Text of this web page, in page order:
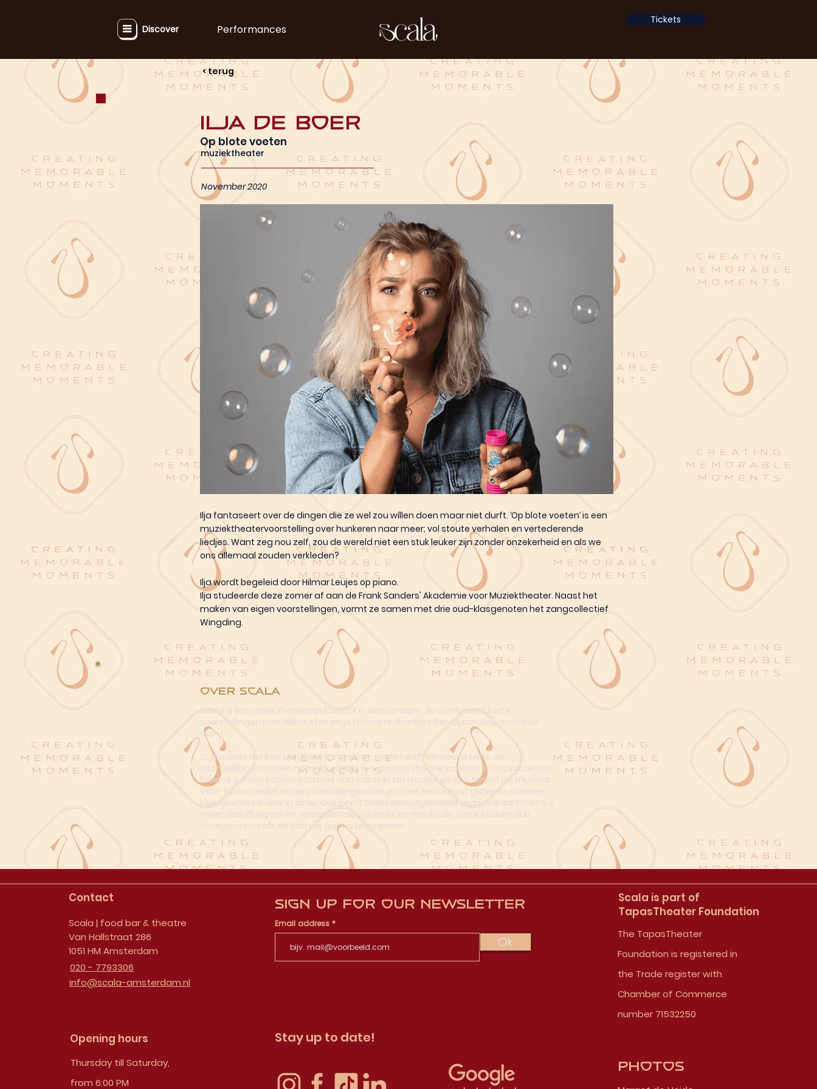
Discover Performances
Tickets
< terug
muziektheater
Ilja de Boer
Op blote voeten
November 2020
Ilja fantaseert over de dingen die ze wel zou wíllen doen maar niet durft. ‘Op blote voeten’ is een
muziektheatervoorstelling over hunkeren naar meer; vol stoute verhalen en vertederende
liedjes. Want zeg nou zelf, zou de wereld niet een stuk leuker zijn zonder onzekerheid en als we
ons allemaal zouden verkleden?
Ilja wordt begeleid door Hilmar Leujes op piano.
Ilja studeerde deze zomer af aan de Frank Sanders' Akademie voor Muziektheater. Naast het
maken van eigen voorstellingen, vormt ze samen met drie oud-klasgenoten het zangcollectief
Wingding.
Over Scala
Scala is een uniek theaterrestaurant in Amsterdam. Je combineert korte
voorstellingen met lekker eten én je favoriete drankjes. Een bijzondere avond uit
eten!
Scala doet denken aan een dinnershow, maar heeft een leuke twist: de
voorstellingen vinden namelijk plaats in separate theaterzaaltjes in ons souterrain.
Diverse genres komen aan bod, van cabaret tot muziek en van toneel tot musical.
Voor, tussen en/of na de voorstellingen kan je in het restaurant genieten van een
heerlijk shared-dining diner. Ook heeft Scala een uitgebreide drankenkaart met o.a.
meer dan 25 wijnen en verschillende cocktails en mocktails. Onze keuken sluit
overigens pas als de laatste gast is uitgegeten.
Contact
Scala | food bar & theatre
Van Hallstraat 286
1051 HM Amsterdam
020 - 7793306
info@scala-amsterdam.nl
Opening hours
Thursday till Saturday,
from 6:00 PM
Sign up for our newsletter
Email address
Ok
Stay up to date!
Scala is part of
TapasTheater Foundation
The TapasTheater
Foundation is registered in
the Trade register with
Chamber of Commerce
number 71532250
Photos